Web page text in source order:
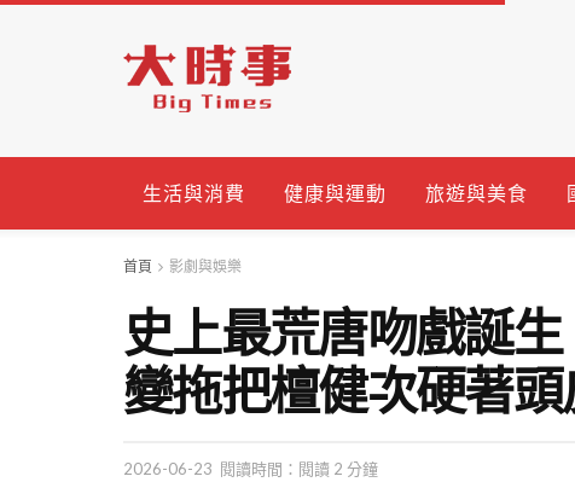
生活與消費 健康與運動 旅遊與美食
首頁 影劇與娛樂
史上最荒唐吻戲誕
變拖把檀健次硬著
2026-06-23 閱讀時間：閱讀 2 分鐘